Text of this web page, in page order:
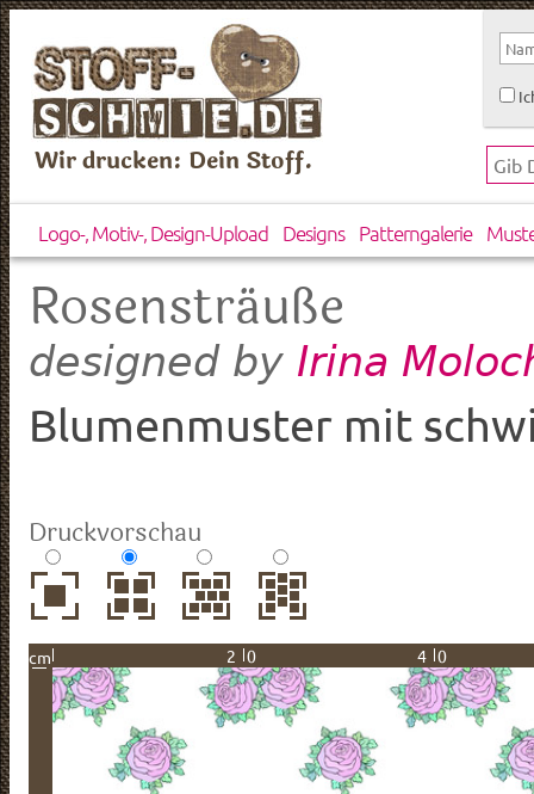
Wir drucken: Dein Stoff.
Logo-, Motiv-, Design-Upload Designs Patterngalerie
Rosensträuße
designed by Irina
Blumenmuster mit
Druckvorschau
cm 20 40